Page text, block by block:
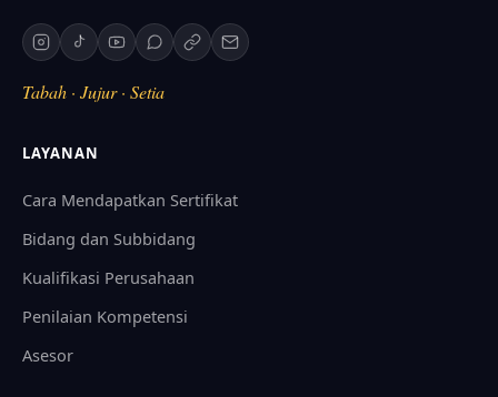
Tabah · Jujur · Setia
LAYANAN
Cara Mendapatkan Sertifikat
Bidang dan Subbidang
Kualifikasi Perusahaan
Penilaian Kompetensi
Asesor